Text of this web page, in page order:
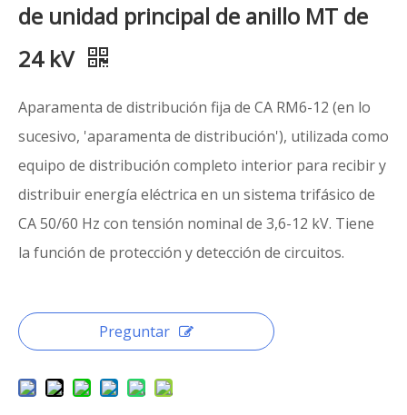
de unidad principal de anillo MT de
24 kV
Aparamenta de distribución fija de CA RM6-12 (en lo
sucesivo, 'aparamenta de distribución'), utilizada como
equipo de distribución completo interior para recibir y
distribuir energía eléctrica en un sistema trifásico de
CA 50/60 Hz con tensión nominal de 3,6-12 kV. Tiene
la función de protección y detección de circuitos.
Preguntar